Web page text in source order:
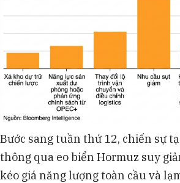
Bước sang tuần thứ 12, chiến sự
thông qua eo biển Hormuz suy
kéo giá năng lượng toàn cầu và